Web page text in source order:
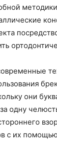
они
одну
с их